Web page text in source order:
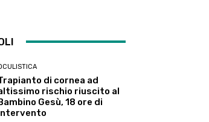
di cornea ad
rischio riuscito al
Gesù, 18 ore di